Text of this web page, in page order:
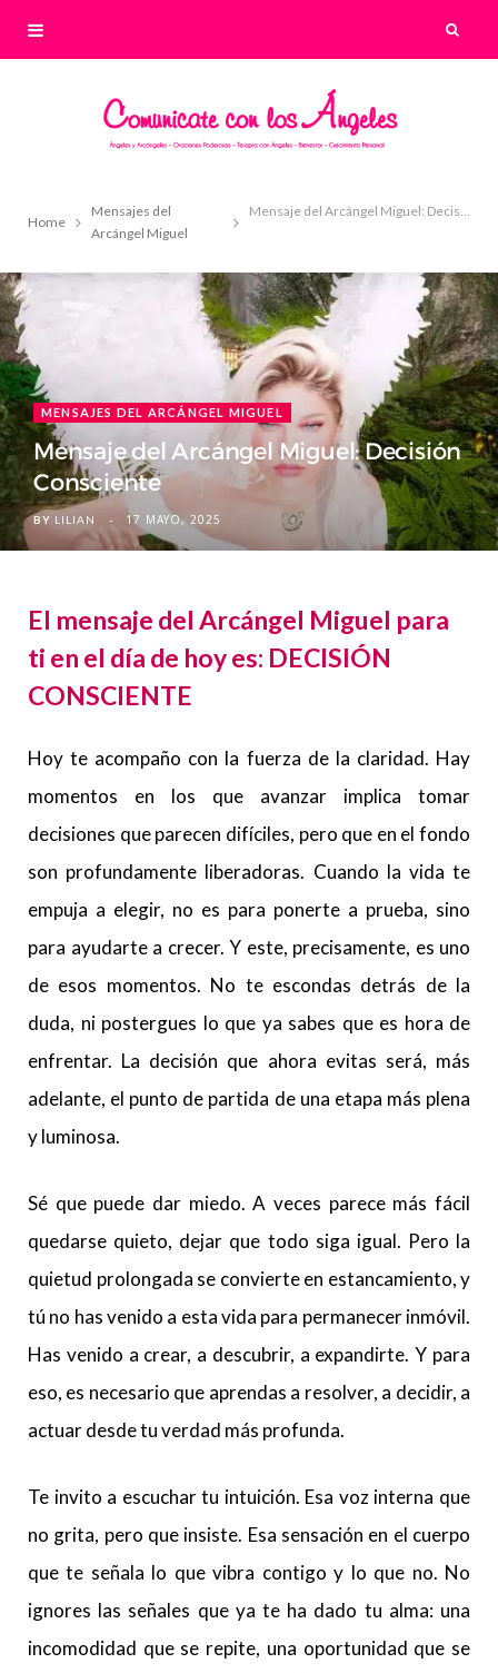
Home
Mensajes del
Arcángel Miguel
Mensaje del Arcángel Miguel: Decisión Consciente
MENSAJES DEL ARCÁNGEL MIGUEL
Mensaje del Arcángel Miguel: Decisión
Consciente
BY LILIAN 17 MAYO, 2025
El mensaje del Arcángel Miguel para
ti en el día de hoy es: DECISIÓN
CONSCIENTE
Hoy te acompaño con la fuerza de la claridad. Hay
momentos en los que avanzar implica tomar
decisiones que parecen difíciles, pero que en el fondo
son profundamente liberadoras. Cuando la vida te
empuja a elegir, no es para ponerte a prueba, sino
para ayudarte a crecer. Y este, precisamente, es uno
de esos momentos. No te escondas detrás de la
duda, ni postergues lo que ya sabes que es hora de
enfrentar. La decisión que ahora evitas será, más
adelante, el punto de partida de una etapa más plena
y luminosa.
Sé que puede dar miedo. A veces parece más fácil
quedarse quieto, dejar que todo siga igual. Pero la
quietud prolongada se convierte en estancamiento, y
tú no has venido a esta vida para permanecer inmóvil.
Has venido a crear, a descubrir, a expandirte. Y para
eso, es necesario que aprendas a resolver, a decidir, a
actuar desde tu verdad más profunda.
Te invito a escuchar tu intuición. Esa voz interna que
no grita, pero que insiste. Esa sensación en el cuerpo
que te señala lo que vibra contigo y lo que no. No
ignores las señales que ya te ha dado tu alma: una
incomodidad que se repite, una oportunidad que se